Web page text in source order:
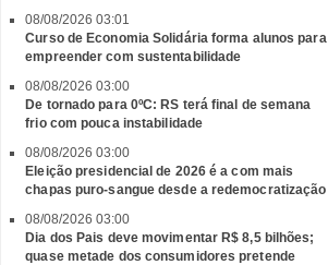
08/08/2026 03:01
Curso de Economia Solidária forma alunos para
empreender com sustentabilidade
08/08/2026 03:00
De tornado para 0ºC: RS terá final de semana
frio com pouca instabilidade
08/08/2026 03:00
Eleição presidencial de 2026 é a com mais
chapas puro-sangue desde a redemocratização
08/08/2026 03:00
Dia dos Pais deve movimentar R$ 8,5 bilhões;
quase metade dos consumidores pretende